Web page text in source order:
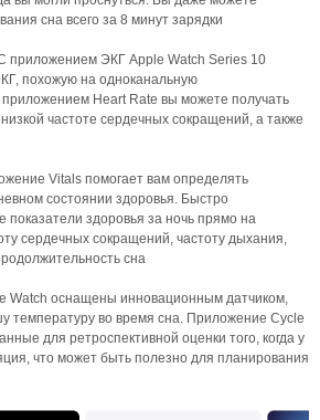
сна всего за 8 минут зарядки
приложением ЭКГ Apple Watch Series 10
похожую на одноканальную
приложением Heart Rate вы можете получать
частоте сердечных сокращений, а также
Vitals помогает вам определять
состоянии здоровья. Быстро
показатели здоровья за ночь прямо на
сердечных сокращений, частоту дыхания,
сна
Watch оснащены инновационным датчиком,
температуру во время сна. Приложение Cycle
для ретроспективной оценки того, когда у
что может быть полезно для планирования